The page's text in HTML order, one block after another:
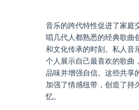
音乐的跨代特性促进了家庭
唱几代人都熟悉的经典歌曲
和文化传承的时刻。私人音
个人展示自己最喜欢的歌曲
品味并增强自信。这些共享
加强了情感纽带，创造了持
忆。